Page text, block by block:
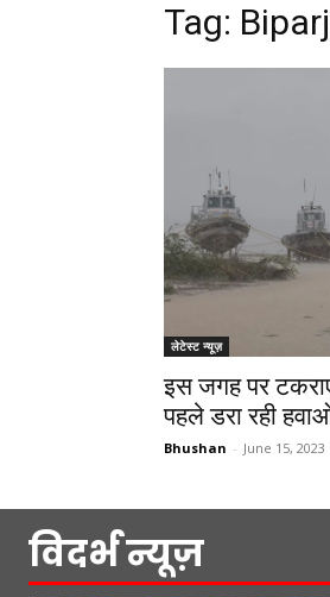
Tag:
लेटेस्ट न्यूज़
इस जगह पर
पहले डरा रही
Bhushan - June 15, 2023
विदर्भ न्यूज़